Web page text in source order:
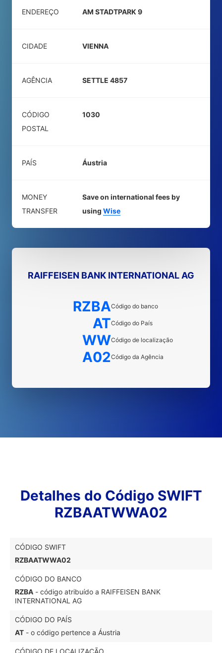
ENDEREÇO AM STADTPARK 9
CIDADE VIENNA
AGÊNCIA SETTLE 4857
CÓDIGO
POSTAL
1030
PAÍS Áustria
MONEY
TRANSFER
Save on international fees by
using Wise
RAIFFEISEN BANK INTERNATIONAL AG
RZBACódigo do banco
ATCódigo do País
WWCódigo de localização
A02Código da Agência
Detalhes do Código SWIFT
RZBAATWWA02
CÓDIGO SWIFT
RZBAATWWA02
CÓDIGO DO BANCO
RZBA - código atribuído a RAIFFEISEN BANK
INTERNATIONAL AG
CÓDIGO DO PAÍS
AT - o código pertence a Áustria
CÓDIGO DE LOCALIZAÇÃO